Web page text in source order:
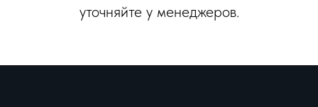
уточняйте у менеджеров.